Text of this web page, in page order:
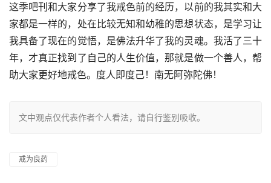
这季吧刊和大家分享了我戒色前的经历，以前的我其实和大
家都是一样的，处在比较无知和幼稚的思想状态，是学习让
我具备了现在的觉悟，是佛法升华了我的灵魂。我活了三十
年，才真正找到了自己的人生价值，那就是做一个善人，帮
助大家更好地戒色。度人即度己！南无阿弥陀佛！
文中观点仅代表作者个人看法，请自行鉴别吸收。
戒为良药